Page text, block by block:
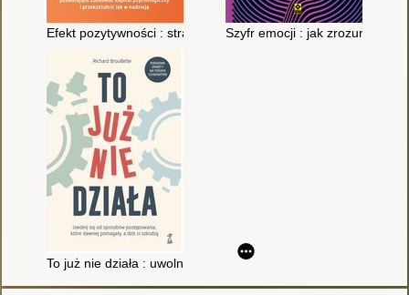
Efekt pozytywności : strategie poznawczo-behawioralne
Szyfr emocji : jak zrozumieć to,
To już nie działa : uwolnij się od sposobów postępowania